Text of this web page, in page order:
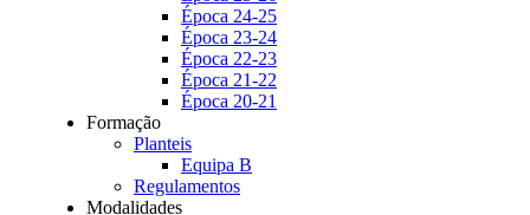
Época 24-25
Época 23-24
Época 22-23
Época 21-22
Época 20-21
Formação
Planteis
Equipa B
Regulamentos
Modalidades